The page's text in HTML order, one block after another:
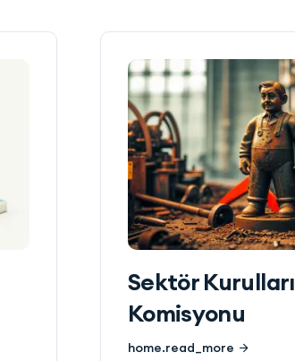
Sektör Kurulları
Komisyonu
home.read_more